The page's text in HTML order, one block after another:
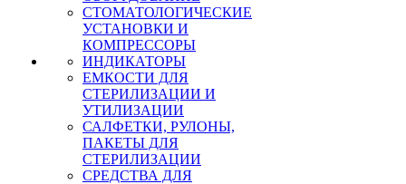
СТОМАТОЛОГИЧЕСКИЕ
УСТАНОВКИ И
КОМПРЕССОРЫ
ИНДИКАТОРЫ
ЕМКОСТИ ДЛЯ
СТЕРИЛИЗАЦИИ И
УТИЛИЗАЦИИ
САЛФЕТКИ, РУЛОНЫ,
ПАКЕТЫ ДЛЯ
СТЕРИЛИЗАЦИИ
СРЕДСТВА ДЛЯ